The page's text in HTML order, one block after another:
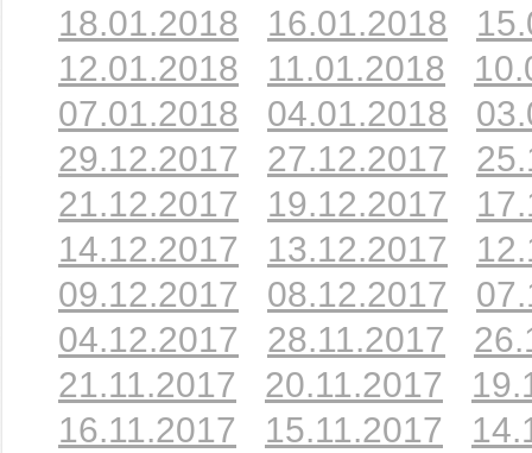
18.01.2018
16.01.2018
12.01.2018
11.01.2018
07.01.2018
04.01.2018
29.12.2017
27.12.2017
21.12.2017
19.12.2017
14.12.2017
13.12.2017
09.12.2017
08.12.2017
04.12.2017
28.11.2017
21.11.2017
20.11.2017
16.11.2017
15.11.2017